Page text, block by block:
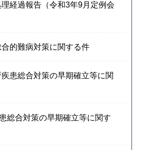
経過報告（令和3年9月定例会
的難病対策に関する件
患総合対策の早期確立等に関
総合対策の早期確立等に関す